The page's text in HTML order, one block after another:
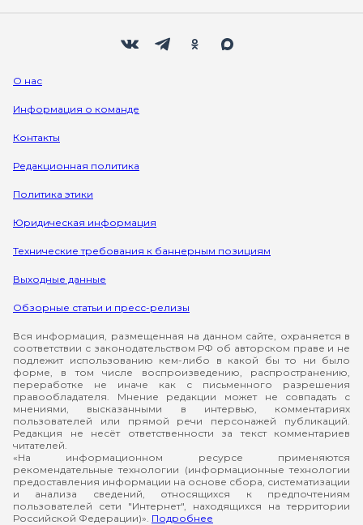
О нас
Информация о команде
Контакты
Редакционная политика
Политика этики
Юридическая информация
Технические требования к баннерным позициям
Выходные данные
Обзорные статьи и пресс-релизы
Вся информация, размещенная на данном сайте, охраняется в
соответствии с законодательством РФ об авторском праве и не
подлежит использованию кем-либо в какой бы то ни было
форме, в том числе воспроизведению, распространению,
переработке не иначе как с письменного разрешения
правообладателя. Мнение редакции может не совпадать с
мнениями, высказанными в интервью, комментариях
пользователей или прямой речи персонажей публикаций.
Редакция не несёт ответственности за текст комментариев
читателей.
«На информационном ресурсе применяются
рекомендательные технологии (информационные технологии
предоставления информации на основе сбора, систематизации
и анализа сведений, относящихся к предпочтениям
пользователей сети "Интернет", находящихся на территории
Российской Федерации)». Подробнее